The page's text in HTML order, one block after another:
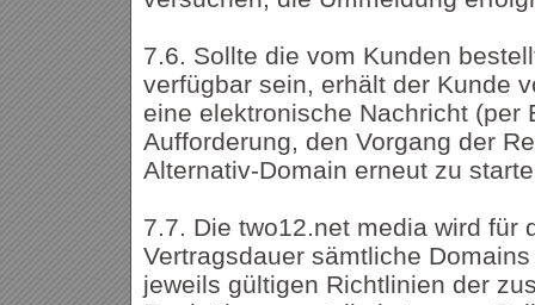
7.6. Sollte die vom Kunden
verfügbar sein, erhält der Kunde
eine elektronische Nachricht (per
Aufforderung, den Vorgang der
Alternativ-Domain erneut zu
7.7. Die two12.net media wird für
Vertragsdauer sämtliche
jeweils gültigen Richtlinien der